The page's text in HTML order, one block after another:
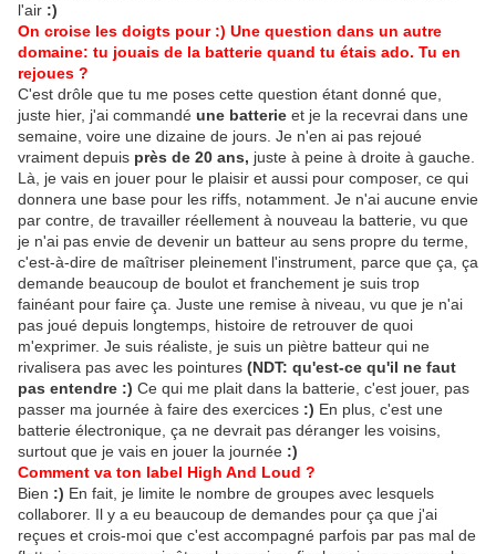
l'air :)
On croise les doigts pour :) Une question dans un autre
domaine: tu jouais de la batterie quand tu étais ado. Tu en
rejoues ?
C'est drôle que tu me poses cette question étant donné que,
juste hier, j'ai commandé une batterie et je la recevrai dans une
semaine, voire une dizaine de jours. Je n'en ai pas rejoué
vraiment depuis près de 20 ans, juste à peine à droite à gauche.
Là, je vais en jouer pour le plaisir et aussi pour composer, ce qui
donnera une base pour les riffs, notamment. Je n'ai aucune envie
par contre, de travailler réellement à nouveau la batterie, vu que
je n'ai pas envie de devenir un batteur au sens propre du terme,
c'est-à-dire de maîtriser pleinement l'instrument, parce que ça, ça
demande beaucoup de boulot et franchement je suis trop
fainéant pour faire ça. Juste une remise à niveau, vu que je n'ai
pas joué depuis longtemps, histoire de retrouver de quoi
m'exprimer. Je suis réaliste, je suis un piètre batteur qui ne
rivalisera pas avec les pointures (NDT: qu'est-ce qu'il ne faut
pas entendre :) Ce qui me plait dans la batterie, c'est jouer, pas
passer ma journée à faire des exercices :) En plus, c'est une
batterie électronique, ça ne devrait pas déranger les voisins,
surtout que je vais en jouer la journée :)
Comment va ton label High And Loud ?
Bien :) En fait, je limite le nombre de groupes avec lesquels
collaborer. Il y a eu beaucoup de demandes pour ça que j'ai
reçues et crois-moi que c'est accompagné parfois par pas mal de